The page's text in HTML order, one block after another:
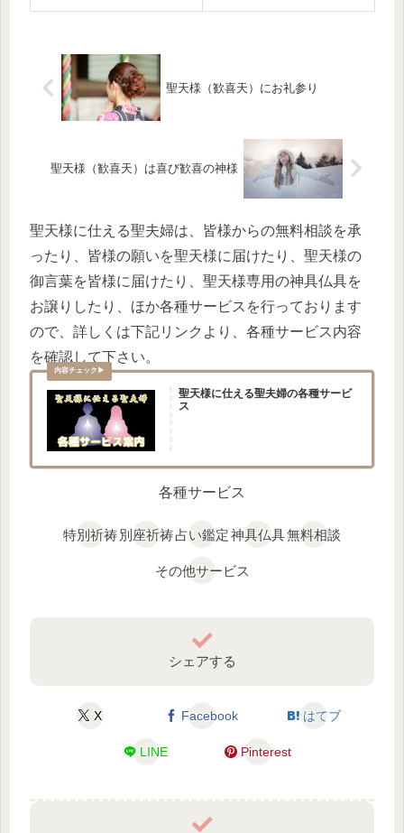
聖天様（歓喜天）にお礼参り
聖天様（歓喜天）は喜び歓喜の神様
聖天様に仕える聖夫婦は、皆様からの無料相談を承
ったり、皆様の願いを聖天様に届けたり、聖天様の
御言葉を皆様に届けたり、聖天様専用の神具仏具を
お譲りしたり、ほか各種サービスを行っております
ので、詳しくは下記リンクより、各種サービス内容
を確認して下さい。
聖天様に仕える聖夫婦の各種サービ
ス
各種サービス
特別祈祷別座祈祷占い鑑定神具仏具無料相談
その他サービス
シェアする
X Facebook はてブ
LINE Pinterest